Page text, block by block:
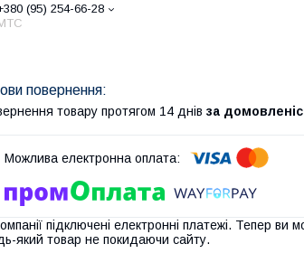
(95) 254-66-28
товару протягом 14 днів за
підключені електронні платежі. Тепер ви
який товар не покидаючи сайту.